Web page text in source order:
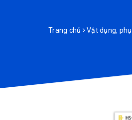
Trang chủ Vật dụng,